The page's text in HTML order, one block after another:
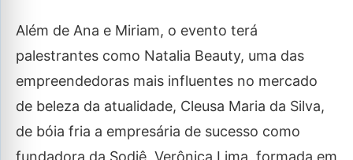
Além de Ana e Miriam, o evento terá
palestrantes como Natalia Beauty, uma das
empreendedoras mais influentes no mercado
de beleza da atualidade, Cleusa Maria da Silva,
de bóia fria a empresária de sucesso como
fundadora da Sodiê, Verônica Lima, formada em